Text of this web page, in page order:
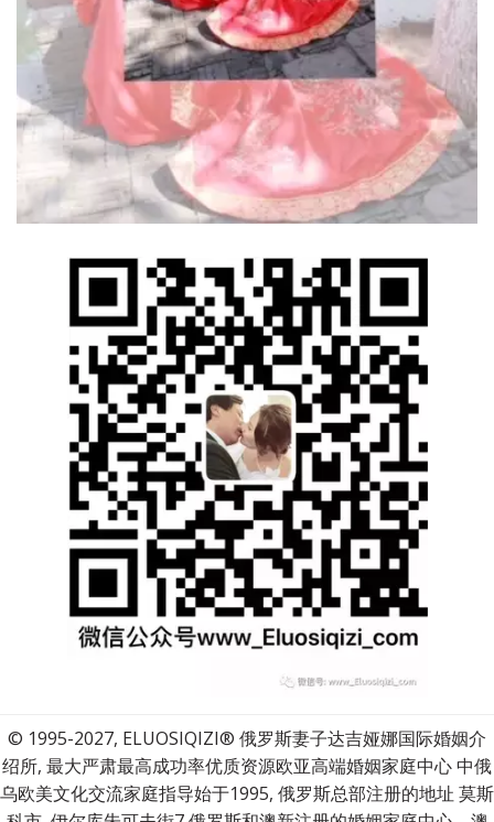
© 1995-2027, ELUOSIQIZI® 俄罗斯妻子达吉娅娜国际婚姻介
绍所, 最大严肃最高成功率优质资源欧亚高端婚姻家庭中心 中俄
乌欧美文化交流家庭指导始于1995, 俄罗斯总部注册的地址 莫斯